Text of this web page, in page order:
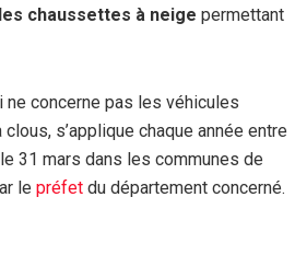
chaussettes à neige permettant
ne concerne pas les véhicules
s’applique chaque année entre
31 mars dans les communes de
le préfet du département concerné.